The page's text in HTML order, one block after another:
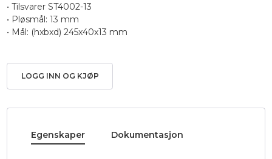
• Tilsvarer ST4002-13
• Pløsmål: 13 mm
• Mål: (hxbxd) 245x40x13 mm
LOGG INN OG KJØP
Egenskaper Dokumentasjon